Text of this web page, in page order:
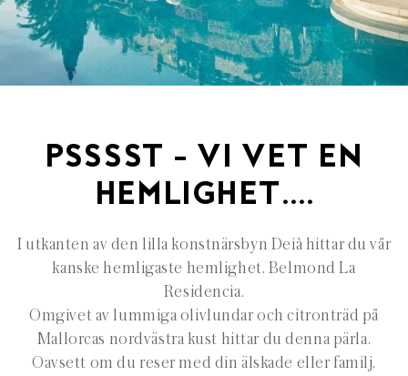
PSSSST – VI VET EN
HEMLIGHET….
I utkanten av den lilla konstnärsbyn Deià hittar du vår
kanske hemligaste hemlighet, Belmond La
Residencia.
Omgivet av lummiga olivlundar och citronträd på
Mallorcas nordvästra kust hittar du denna pärla.
Oavsett om du reser med din älskade eller familj,